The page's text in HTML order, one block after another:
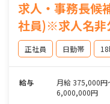
求人・事務長候
社員)※求人名非
正社員 日勤帯
給与
月給 375,000
6,000,000円